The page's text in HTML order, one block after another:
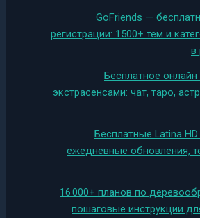
GoFriends —
регистрации: 1500+ тем и
в
Бесплатное
экстрасенсами: чат, таро,
Бесплатные Latina
ежедневные обновления,
16 000+ планов по
пошаговые инструкции